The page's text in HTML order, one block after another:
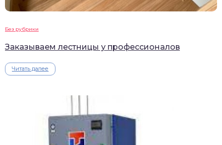
Без рубрики
Заказываем лестницы у профессионалов
Читать далее